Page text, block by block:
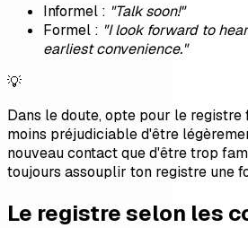
Informel : "Talk soon!"
Formel : "I look forward to
earliest convenience."
💡
Dans le doute, opte pour le registre
moins préjudiciable d'être
nouveau contact que d'être trop
toujours assouplir ton registre une
Le registre selon les